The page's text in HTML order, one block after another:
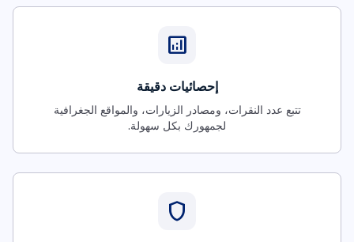
analytics
إحصائيات دقيقة
تتبع عدد النقرات، ومصادر الزيارات، والمواقع الجغرافية
لجمهورك بكل سهولة.
shield